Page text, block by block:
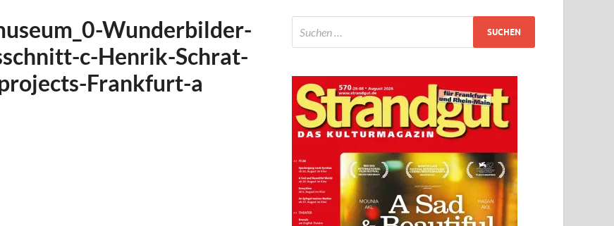
Wunderbilder-
c-Henrik-Schrat-
Frankfurt-a